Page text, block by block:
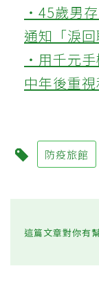
‧45歲男
通知「淚
‧用千元
中年後重
防疫旅館
這篇文章對你有